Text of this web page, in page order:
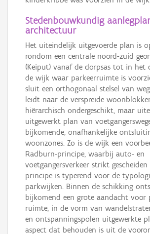
Stedenbouwkundig
architectuur
Het uiteindelijk uitgevoerde plan is
rondom een centrale noord-zuid
(Keiput) vanaf de dorpsas tot in het
de wijk waar parkeerruimte is
sluit een orthogonaal stelsel van
leidt naar de verspreide
hiërarchisch ondergeschikt, maar
uitgewerkt plan van
bijkomende, onafhankelijke
woonzones. Zo is de wijk een
Radburn-principe, waarbij auto- en
voetgangersverkeer strikt
principe is typerend voor de
parkwijken. Binnen de schikking
bijkomend een grote aandacht voor
ruimte, in de vorm van
en ontspanningspolen uitgewerkte
aspect dat behouden is uit de